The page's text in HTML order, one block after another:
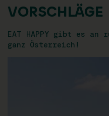
VORSCHLÄGE
EAT HAPPY gibt es
ganz Österreich!